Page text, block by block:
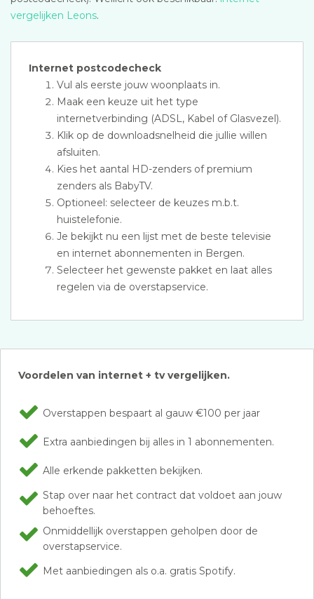
vergelijken Leons.
Internet postcodecheck
Vul als eerste jouw woonplaats in.
Maak een keuze uit het type
internetverbinding (ADSL, Kabel of Glasvezel).
Klik op de downloadsnelheid die jullie willen
afsluiten.
Kies het aantal HD-zenders of premium
zenders als BabyTV.
Optioneel: selecteer de keuzes m.b.t.
huistelefonie.
Je bekijkt nu een lijst met de beste televisie
en internet abonnementen in Bergen.
Selecteer het gewenste pakket en laat alles
regelen via de overstapservice.
Voordelen van internet + tv vergelijken.
Overstappen bespaart al gauw €100 per jaar
Extra aanbiedingen bij alles in 1 abonnementen.
Alle erkende pakketten bekijken.
Stap over naar het contract dat voldoet aan jouw
behoeftes.
Onmiddellijk overstappen geholpen door de
overstapservice.
Met aanbiedingen als o.a. gratis Spotify.